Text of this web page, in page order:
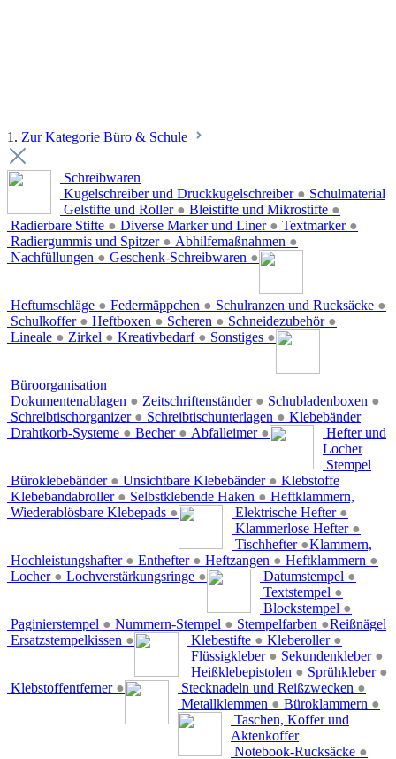
1. Zur Kategorie Büro & Schule
Schreibwaren
Kugelschreiber und Druckkugelschreiber ●
Gelstifte und Roller ● Bleistifte und Mikrostifte ●
Radierbare Stifte ● Diverse Marker und Liner ● Textmarker ●
Radiergummis und Spitzer ● Abhilfemaßnahmen ●
Nachfüllungen ● Geschenk-Schreibwaren ●
Schulmaterial
Heftumschläge ● Federmäppchen ● Schulranzen und Rucksäcke ●
Schulkoffer ● Heftboxen ● Scheren ● Schneidezubehör ●
Lineale ● Zirkel ● Kreativbedarf ● Sonstiges ●
Büroorganisation
Dokumentenablagen ● Zeitschriftenständer ● Schubladenboxen ●
Schreibtischorganizer ● Schreibtischunterlagen ●
Drahtkorb-Systeme ● Becher ● Abfalleimer ●
Klebebänder
Büroklebebänder ● Unsichtbare Klebebänder ●
Klebebandabroller ● Selbstklebende Haken ●
Wiederablösbare Klebepads ●
Hefter und
Locher
Elektrische Hefter ●
Klammerlose Hefter ●
Tischhefter ●
Hochleistungshafter ● Enthefter ● Heftzangen ● Heftklammern ●
Locher ● Lochverstärkungsringe ●
Stempel
Datumstempel ●
Textstempel ●
Blockstempel ●
Paginierstempel ● Nummern-Stempel ● Stempelfarben ●
Ersatzstempelkissen ●
Klebstoffe
Klebestifte ● Kleberoller ●
Flüssigkleber ● Sekundenkleber ●
Heißklebepistolen ● Sprühkleber ●
Klebstoffentferner ●
Heftklammern,
Klammern,
Reißnägel
Stecknadeln und Reißzwecken ●
Metallklemmen ● Büroklammern ●
Taschen, Koffer und
Aktenkoffer
Notebook-Rucksäcke ●